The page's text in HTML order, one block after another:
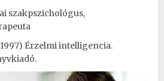
szakpszichológus,
Érzelmi intelligencia.